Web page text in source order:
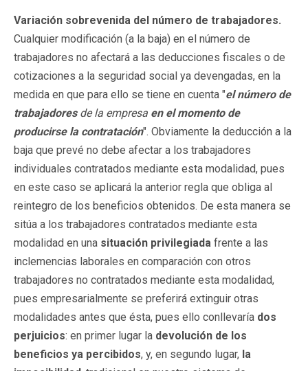
Variación sobrevenida del número de trabajadores.
Cualquier modificación (a la baja) en el número de
trabajadores no afectará a las deducciones fiscales o de
cotizaciones a la seguridad social ya devengadas, en la
medida en que para ello se tiene en cuenta "el número de
trabajadoresde la empresa en el momento de
producirse la contratación". Obviamente la deducción a la
baja que prevé no debe afectar a los trabajadores
individuales contratados mediante esta modalidad, pues
en este caso se aplicará la anterior regla que obliga al
reintegro de los beneficios obtenidos. De esta manera se
sitúa a los trabajadores contratados mediante esta
modalidad en una situación privilegiada frente a las
inclemencias laborales en comparación con otros
trabajadores no contratados mediante esta modalidad,
pues empresarialmente se preferirá extinguir otras
modalidades antes que ésta, pues ello conllevaría dos
perjuicios: en primer lugar la devolución de los
beneficios ya percibidos, y, en segundo lugar, la